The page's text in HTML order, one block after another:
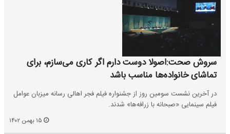
سروش صحت:اصولا دوست دارم اگر کاری می‌سازم، برای
تماشای خانواده‌ها مناسب باشد
در آخرین نشست سومین روز از جشنواره فیلم فجر اهالی رسانه میزبان عوامل
فیلم سینمایی «صبحانه با زرافه‌ها» شدند.